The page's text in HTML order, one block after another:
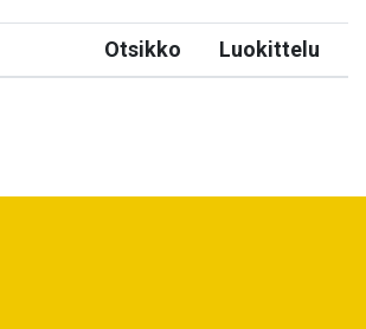
Otsikko Luokittelu